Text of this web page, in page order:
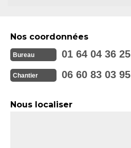
Nos coordonnées
Bureau 01 64 04 36 25
Chantier 06 60 83 03 95
Nous localiser